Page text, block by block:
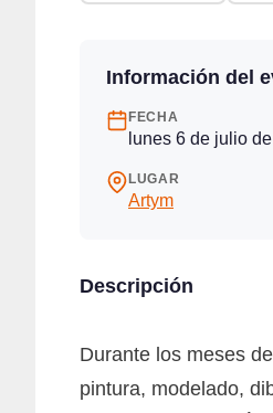
Información del
FECHA
lunes 6 de julio
LUGAR
Artym
Descripción
Durante los meses
pintura, modelado,